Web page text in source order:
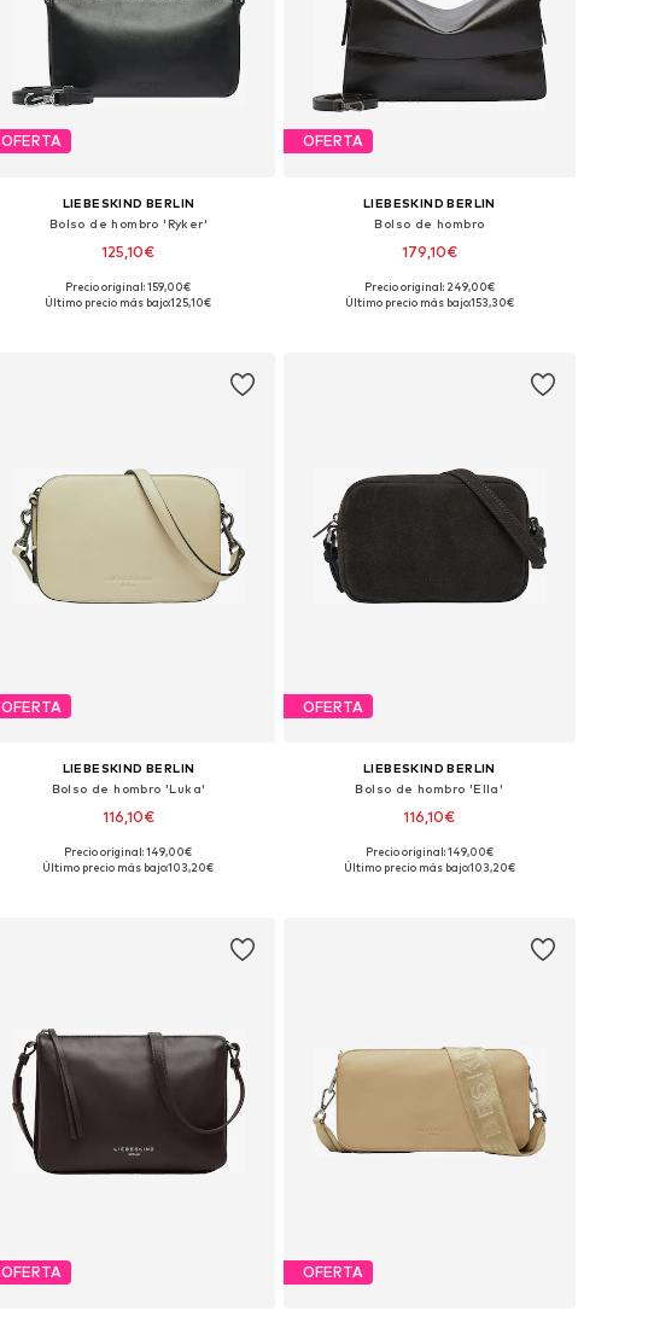
OFERTA
LIEBESKIND BERLIN
Bolso de hombro 'Ryker'
125,10€
Tallas disponibles: One Size
Precio original: 159,00€
Último precio más bajo:125,10€
OFERTA
LIEBESKIND BERLIN
Bolso de hombro
179,10€
Tallas disponibles: One Size
Precio original: 249,00€
Último precio más bajo:153,30€
OFERTA
LIEBESKIND BERLIN
Bolso de hombro 'Luka'
116,10€
Tallas disponibles: One Size
Precio original: 149,00€
Último precio más bajo:103,20€
OFERTA
LIEBESKIND BERLIN
Bolso de hombro 'Ella'
116,10€
Tallas disponibles: One Size
Precio original: 149,00€
Último precio más bajo:103,20€
OFERTA OFERTA